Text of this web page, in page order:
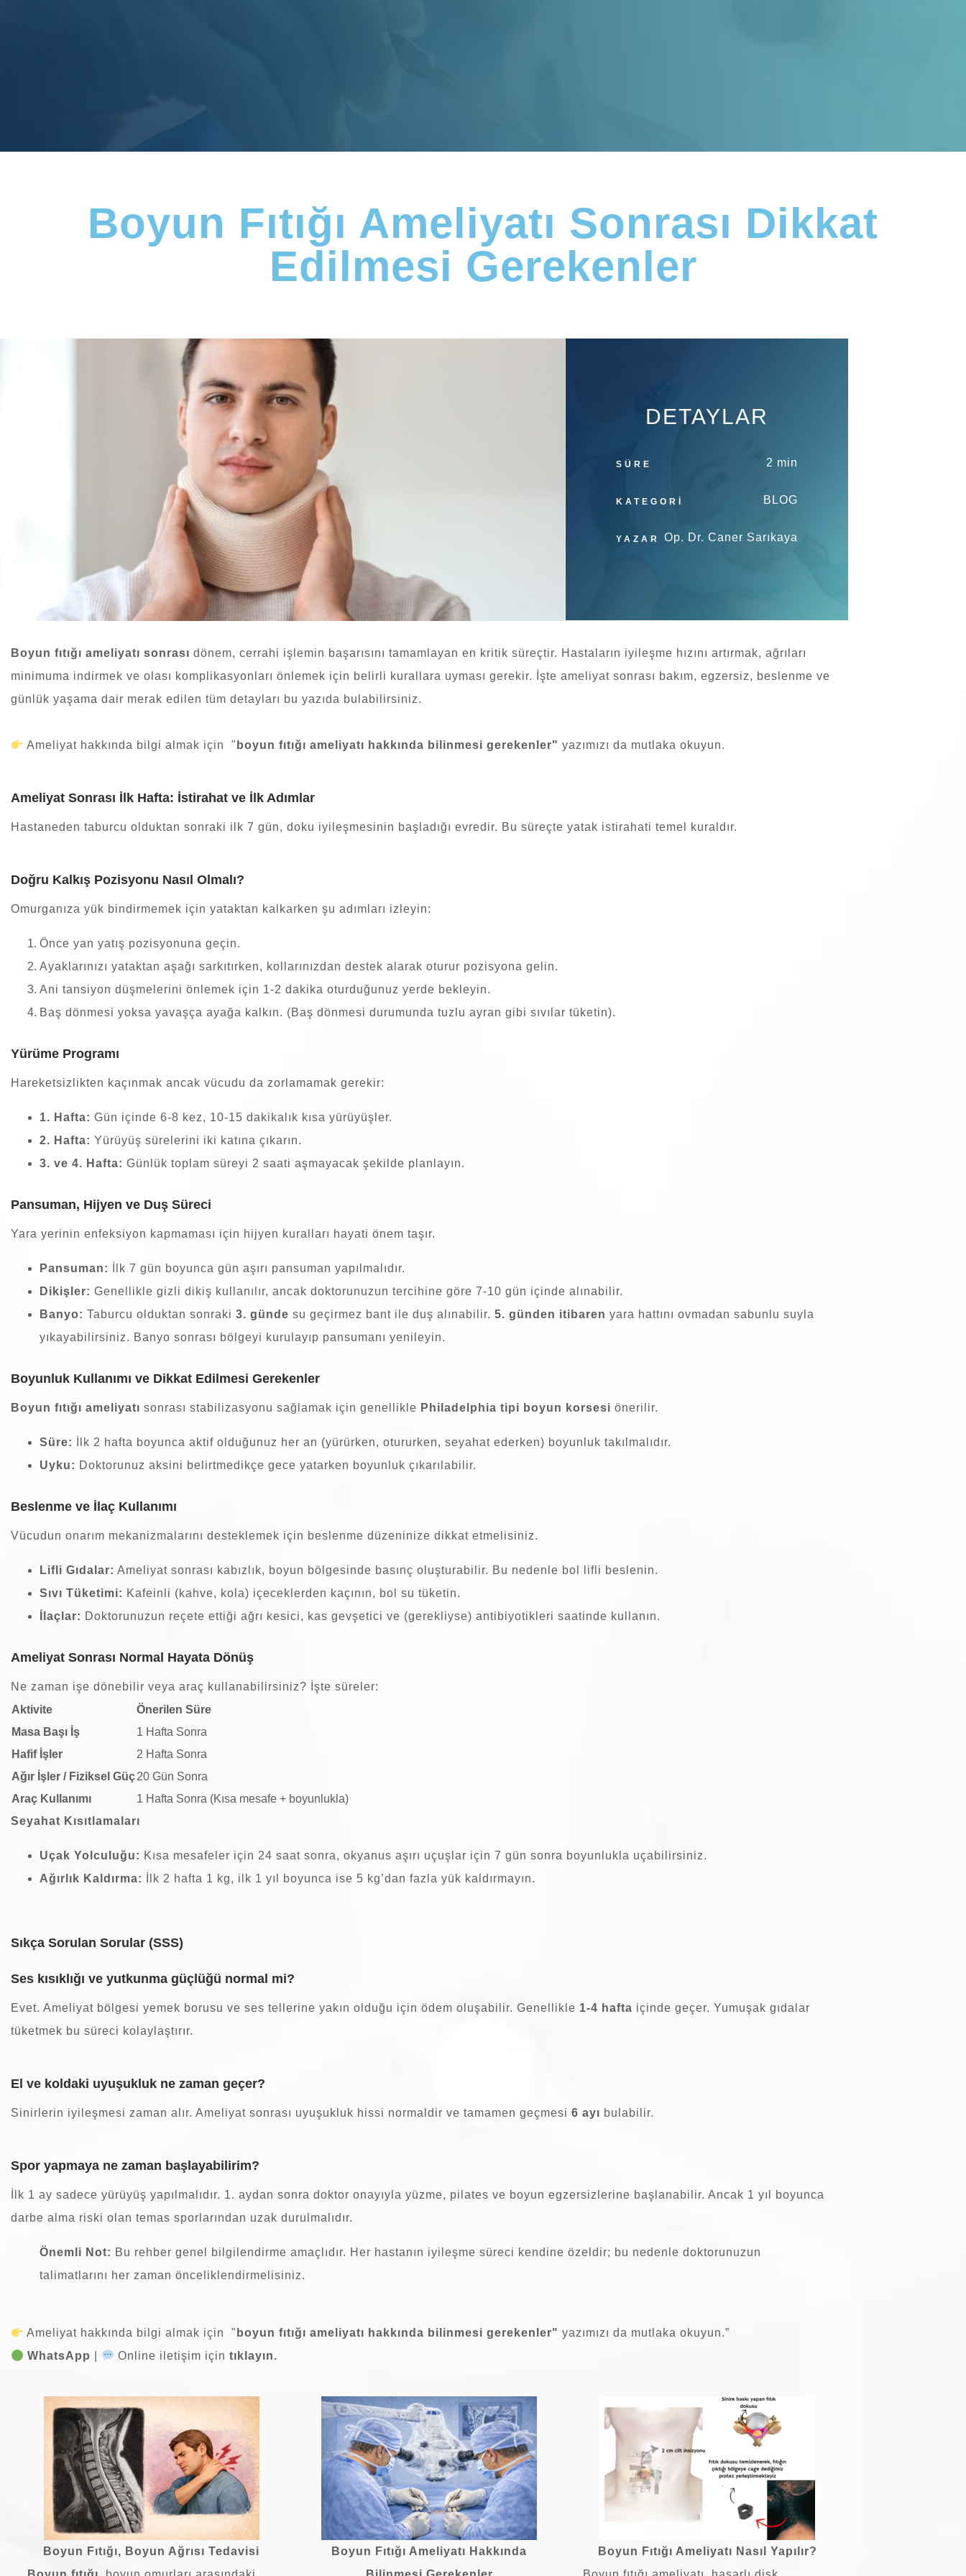
Boyun Fıtığı Ameliyatı Sonrası Dikkat
Edilmesi Gerekenler
DETAYLAR
SÜRE 2 min
KATEGORİ BLOG
YAZAR Op. Dr. Caner Sarıkaya
Boyun fıtığı ameliyatı sonrası dönem, cerrahi işlemin başarısını tamamlayan en kritik süreçtir. Hastaların iyileşme hızını artırmak, ağrıları
minimuma indirmek ve olası komplikasyonları önlemek için belirli kurallara uyması gerekir. İşte ameliyat sonrası bakım, egzersiz, beslenme ve
günlük yaşama dair merak edilen tüm detayları bu yazıda bulabilirsiniz.
Ameliyat hakkında bilgi almak için" boyun fıtığı ameliyatı hakkında bilinmesi gerekenler"yazımızı da mutlaka okuyun.
Ameliyat Sonrası İlk Hafta: İstirahat ve İlk Adımlar
Hastaneden taburcu olduktan sonraki ilk 7 gün, doku iyileşmesinin başladığı evredir. Bu süreçte yatak istirahati temel kuraldır.
Doğru Kalkış Pozisyonu Nasıl Olmalı?
Omurganıza yük bindirmemek için yataktan kalkarken şu adımları izleyin:
Önce yan yatış pozisyonuna geçin.
Ayaklarınızı yataktan aşağı sarkıtırken, kollarınızdan destek alarak oturur pozisyona gelin.
Ani tansiyon düşmelerini önlemek için 1-2 dakika oturduğunuz yerde bekleyin.
Baş dönmesi yoksa yavaşça ayağa kalkın. (Baş dönmesi durumunda tuzlu ayran gibi sıvılar tüketin).
Yürüme Programı
Hareketsizlikten kaçınmak ancak vücudu da zorlamamak gerekir:
1. Hafta: Gün içinde 6-8 kez, 10-15 dakikalık kısa yürüyüşler.
2. Hafta: Yürüyüş sürelerini iki katına çıkarın.
3. ve 4. Hafta: Günlük toplam süreyi 2 saati aşmayacak şekilde planlayın.
Pansuman, Hijyen ve Duş Süreci
Yara yerinin enfeksiyon kapmaması için hijyen kuralları hayati önem taşır.
Pansuman:
İlk 7 gün boyunca gün aşırı pansuman yapılmalıdır.
Dikişler: Genellikle gizli dikiş kullanılır, ancak doktorunuzun tercihine göre 7-10 gün içinde alınabilir.
Banyo: Taburcu olduktan sonraki 3. günde su geçirmez bant ile duş alınabilir. 5. günden itibaren yara hattını ovmadan sabunlu suyla
yıkayabilirsiniz. Banyo sonrası bölgeyi kurulayıp pansumanı yenileyin.
Boyunluk Kullanımı ve Dikkat Edilmesi Gerekenler
Boyun fıtığı ameliyatı sonrası stabilizasyonu sağlamak için genellikle Philadelphia tipi boyun korsesi önerilir.
Süre:
İlk 2 hafta boyunca aktif olduğunuz her an (yürürken, otururken, seyahat ederken) boyunluk takılmalıdır.
Uyku: Doktorunuz aksini belirtmedikçe gece yatarken boyunluk çıkarılabilir.
Beslenme ve İlaç Kullanımı
Vücudun onarım mekanizmalarını desteklemek için beslenme düzeninize dikkat etmelisiniz.
Lifli Gıdalar: Ameliyat sonrası kabızlık, boyun bölgesinde basınç oluşturabilir. Bu nedenle bol lifli beslenin.
Sıvı Tüketimi: Kafeinli (kahve, kola) içeceklerden kaçının, bol su tüketin.
İlaçlar: Doktorunuzun reçete ettiği ağrı kesici, kas gevşetici ve (gerekliyse) antibiyotikleri saatinde kullanın.
Ameliyat Sonrası Normal Hayata Dönüş
Ne zaman işe dönebilir veya araç kullanabilirsiniz? İşte süreler:
Aktivite
Önerilen Süre
Masa Başı İş
1 Hafta Sonra
Hafif İşler
2 Hafta Sonra
Ağır İşler / Fiziksel Güç20 Gün Sonra
Araç Kullanımı
1 Hafta Sonra (Kısa mesafe + boyunlukla)
Seyahat Kısıtlamaları
Uçak Yolculuğu: Kısa mesafeler için 24 saat sonra, okyanus aşırı uçuşlar için 7 gün sonra boyunlukla uçabilirsiniz.
Ağırlık Kaldırma:
İlk 2 hafta 1 kg, ilk 1 yıl boyunca ise 5 kg’dan fazla yük kaldırmayın.
Sıkça Sorulan Sorular (SSS)
Ses kısıklığı ve yutkunma güçlüğü normal mi?
Evet. Ameliyat bölgesi yemek borusu ve ses tellerine yakın olduğu için ödem oluşabilir. Genellikle 1-4 hafta içinde geçer. Yumuşak gıdalar
tüketmek bu süreci kolaylaştırır.
El ve koldaki uyuşukluk ne zaman geçer?
Sinirlerin iyileşmesi zaman alır. Ameliyat sonrası uyuşukluk hissi normaldir ve tamamen geçmesi 6 ayı bulabilir.
Spor yapmaya ne zaman başlayabilirim?
İlk 1 ay sadece yürüyüş yapılmalıdır. 1. aydan sonra doktor onayıyla yüzme, pilates ve boyun egzersizlerine başlanabilir. Ancak 1 yıl boyunca
darbe alma riski olan temas sporlarından uzak durulmalıdır.
Önemli Not: Bu rehber genel bilgilendirme amaçlıdır. Her hastanın iyileşme süreci kendine özeldir; bu nedenle doktorunuzun
talimatlarını her zaman önceliklendirmelisiniz.
Ameliyat hakkında bilgi almak için" boyun fıtığı ameliyatı hakkında bilinmesi gerekenler"yazımızı da mutlaka okuyun.”
WhatsApp
Online iletişim içintıklayın.
Boyun Fıtığı, Boyun Ağrısı Tedavisi
Boyun Fıtığı Ameliyatı Hakkında
Boyun Fıtığı Ameliyatı Nasıl Yapılır?